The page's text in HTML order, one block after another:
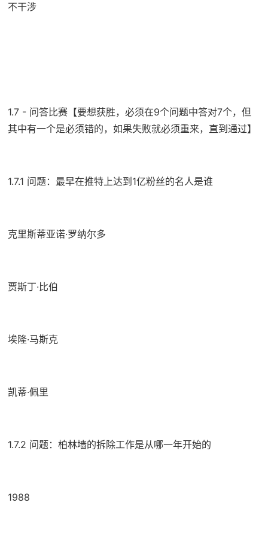
不干涉
1.7 - 问答比赛【要想获胜，必须在9个问题中答对7个，但
其中有一个是必须错的，如果失败就必须重来，直到通过】
1.7.1 问题：最早在推特上达到1亿粉丝的名人是谁
克里斯蒂亚诺·罗纳尔多
贾斯丁·比伯
埃隆·马斯克
凯蒂·佩里
1.7.2 问题：柏林墙的拆除工作是从哪一年开始的
1988